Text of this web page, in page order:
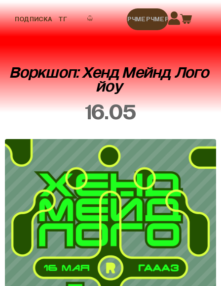
ПОДПИСКА ТГ МЕРЧМЕРЧМЕРЧМЕРЧМЕРЧ
Воркшоп: Хенд Мейнд Лого
йоу
16.05